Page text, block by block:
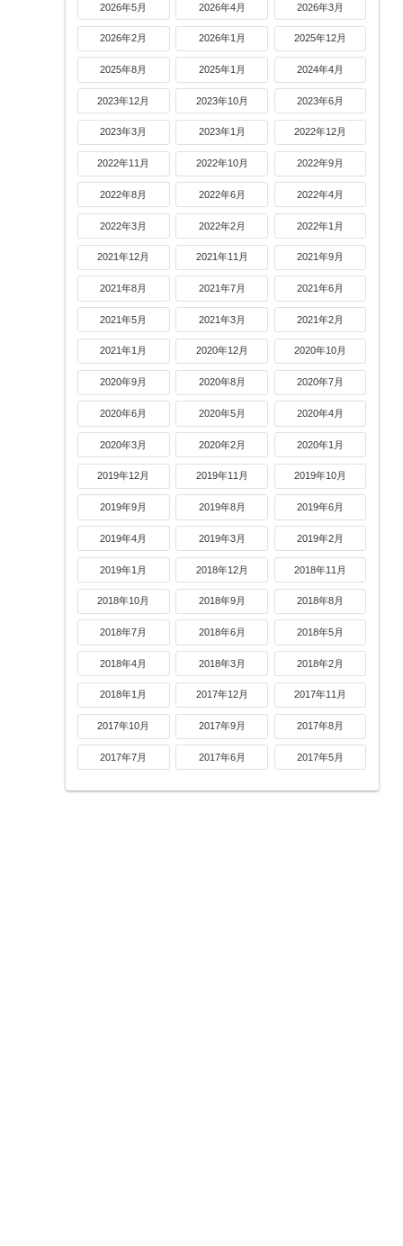
2026年5月 2026年4月 2026年3月
2026年2月 2026年1月 2025年12月
2025年8月 2025年1月 2024年4月
2023年12月 2023年10月 2023年6月
2023年3月 2023年1月 2022年12月
2022年11月 2022年10月 2022年9月
2022年8月 2022年6月 2022年4月
2022年3月 2022年2月 2022年1月
2021年12月 2021年11月 2021年9月
2021年8月 2021年7月 2021年6月
2021年5月 2021年3月 2021年2月
2021年1月 2020年12月 2020年10月
2020年9月 2020年8月 2020年7月
2020年6月 2020年5月 2020年4月
2020年3月 2020年2月 2020年1月
2019年12月 2019年11月 2019年10月
2019年9月 2019年8月 2019年6月
2019年4月 2019年3月 2019年2月
2019年1月 2018年12月 2018年11月
2018年10月 2018年9月 2018年8月
2018年7月 2018年6月 2018年5月
2018年4月 2018年3月 2018年2月
2018年1月 2017年12月 2017年11月
2017年10月 2017年9月 2017年8月
2017年7月 2017年6月 2017年5月